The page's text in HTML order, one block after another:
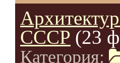
СССР (23
Категория: